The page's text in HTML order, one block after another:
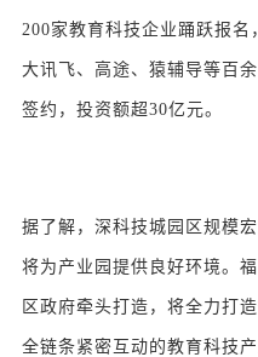
200家教育科技企业踊跃报
大讯飞、高途、猿辅导等百
签约，投资额超30亿元。
据了解，深科技城园区规模
将为产业园提供良好环境。
区政府牵头打造，将全力打
全链条紧密互动的教育科技产